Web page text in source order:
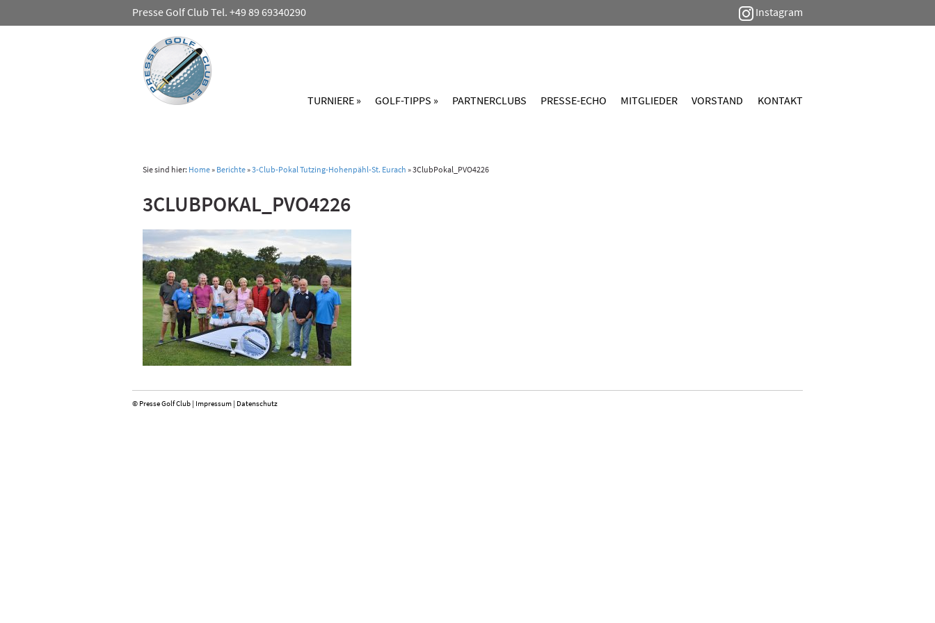
Presse Golf Club Tel. +49 89 69340290 Instagram
TURNIERE » GOLF-TIPPS » PARTNERCLUBS PRESSE-ECHO MITGLIEDER VORSTAND KONTAKT
Sie sind hier: Home» Berichte»3-Club-Pokal Tutzing-Hohenpähl-St. Eurach »3ClubPokal_PVO4226
3CLUBPOKAL_PVO4226
© Presse Golf Club | Impressum | Datenschutz